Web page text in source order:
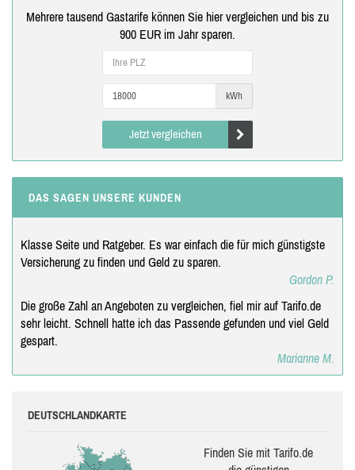
Mehrere tausend Gastarife können Sie hier vergleichen und bis zu
900 EUR im Jahr sparen.
kWh
Jetzt vergleichen
DAS SAGEN UNSERE KUNDEN
Klasse Seite und Ratgeber. Es war einfach die für mich günstigste
Versicherung zu finden und Geld zu sparen.
Gordon P.
Die große Zahl an Angeboten zu vergleichen, fiel mir auf Tarifo.de
sehr leicht. Schnell hatte ich das Passende gefunden und viel Geld
gespart.
Marianne M.
DEUTSCHLANDKARTE
Finden Sie mit Tarifo.de